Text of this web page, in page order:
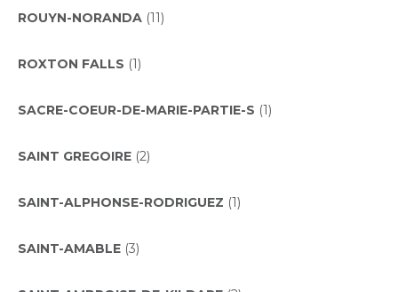
ROUYN-NORANDA (11)
ROXTON FALLS (1)
SACRE-COEUR-DE-MARIE-PARTIE-S (1)
SAINT GREGOIRE (2)
SAINT-ALPHONSE-RODRIGUEZ (1)
SAINT-AMABLE (3)